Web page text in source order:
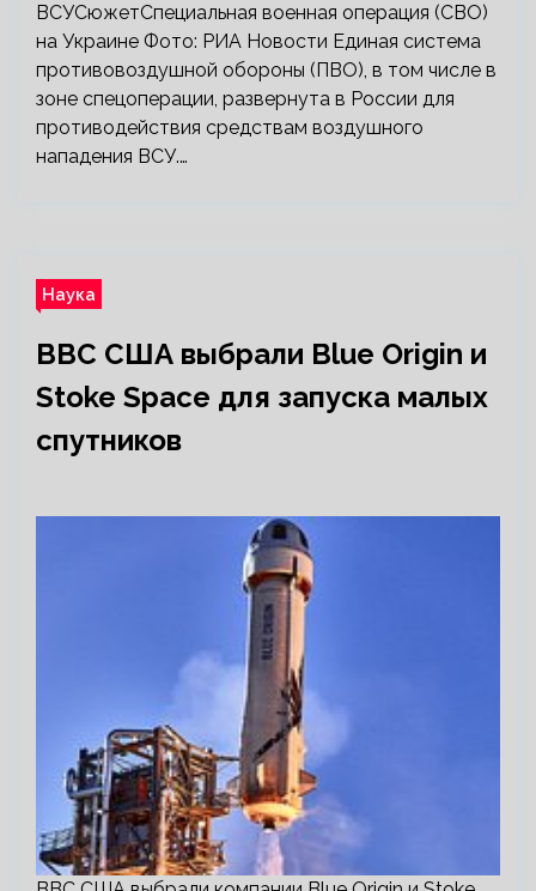
ВСУСюжетСпециальная военная операция (СВО)
на Украине Фото: РИА Новости Единая система
противовоздушной обороны (ПВО), в том числе в
зоне спецоперации, развернута в России для
противодействия средствам воздушного
нападения ВСУ.…
Наука
ВВС США выбрали Blue Origin и
Stoke Space для запуска малых
спутников